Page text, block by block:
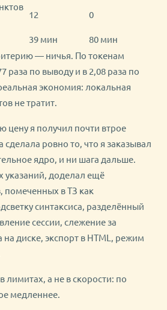
12 0
39 мин
80 мин
— ничья. По токенам
раза по выводу и в 2,08 раза по
экономия: локальная
не тратит.
цену я получил почти втрое
ровно то, что я заказывал
ядро, и ни шага дальше.
указаний, доделал ещё
помеченных в ТЗ как
синтаксиса, разделённый
сессии, слежение за
диске, экспорт в HTML, режим
лимитах, а не в скорости: по
медленнее.